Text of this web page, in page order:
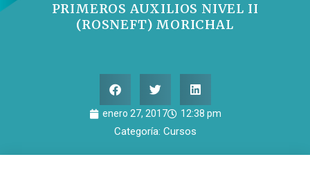
PRIMEROS AUXILIOS NIVEL II
(ROSNEFT) MORICHAL
enero 27, 2017 12:38 pm
Categoría: Cursos